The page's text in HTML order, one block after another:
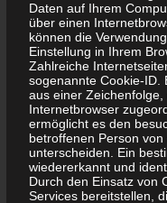
Energie“, „Stadtfeld“
Unterstützung
Besonderer Dank gilt
Herrn Lischka, der
und für Vorschläge zur
Stadtteil hat. Seine Hilfe
zukünftig nicht missen.
Auch in diesem Jahr
Daten auf Ihrem
über einen
können die
Einstellung in Ihrem
Zahlreiche
sogenannte Cookie-ID.
aus einer
Internetbrowser
ermöglicht es den
betroffenen Person
unterscheiden. Ein
wiedererkannt und
Durch den Einsatz von
Services bereitstellen,